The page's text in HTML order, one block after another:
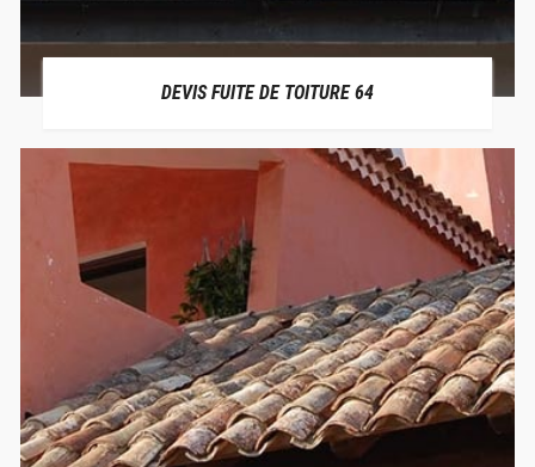
DEVIS FUITE DE TOITURE 64